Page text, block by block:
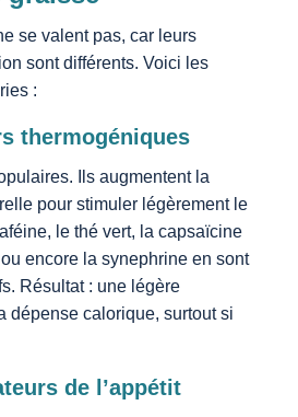
se valent pas, car leurs
sont différents. Voici les
:
thermogéniques
Ils augmentent la
pour stimuler légèrement le
le thé vert, la capsaïcine
encore la synephrine en sont
Résultat : une légère
dépense calorique, surtout si
de l’appétit